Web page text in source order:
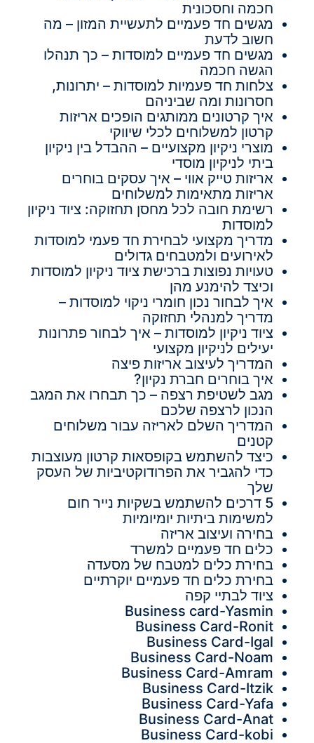
חכמה וחסכונית
מגשים חד פעמיים לתעשיית המזון – מה
חשוב לדעת
מגשים חד פעמיים למוסדות – כך תנהלו
הגשה חכמה
צלחות חד פעמיות למוסדות – יתרונות,
חסרונות ומה שביניהם
איך קרטונים ממותגים הופכים אריזות
קרטון למשלוחים לכלי שיווקי
מוצרי ניקיון מקצועיים – ההבדל בין ניקיון
ביתי לניקיון מוסדי
אריזות טייק אווי – איך עסקים בוחרים
אריזות מתאימות למשלוחים
רשימת חובה לכל מחסן תחזוקה: ציוד ניקיון
למוסדות
מדריך מקצועי לבחירת חד פעמי למוסדות
לאירועים ולמטבחים גדולים
טעויות נפוצות ברכישת ציוד ניקיון למוסדות
וכיצד להימנע מהן
איך לבחור נכון חומרי ניקוי למוסדות –
מדריך למנהלי תחזוקה
ציוד ניקיון למוסדות – איך לבחור פתרונות
יעילים לניקיון מקצועי
המדריך לעיצוב אריזות פיצה
איך בוחרים חברת נקיון?
מגב לשטיפת רצפה – כך תבחרו את המגב
הנכון לרצפה שלכם
המדריך השלם לאריזה עבור משלוחים
קטנים
כיצד להשתמש בקופסאות קרטון מעוצבות
כדי להגביר את הפרודוקטיביות של העסק
שלך
5 דרכים להשתמש בשקיות נייר חום
למשימות ביתיות יומיומיות
בחירה ועיצוב אריזה
כלים חד פעמיים למשרד
בחירת כלים למטבח של מסעדה
בחירת כלים חד פעמיים יוקרתיים
ציוד לבתיי קפה
Business card-Yasmin
Business Card-Ronit
Business Card-Igal
Business Card-Noam
Business Card-Amram
Business Card-Itzik
Business Card-Yafa
Business Card-Anat
Business Card-kobi